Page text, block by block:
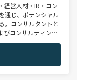
経営人材・IR・コン
通じ、ポテンシャル
。コンサルタントと
びコンサルティング
シャル層からミド
幅広くご支援可能。